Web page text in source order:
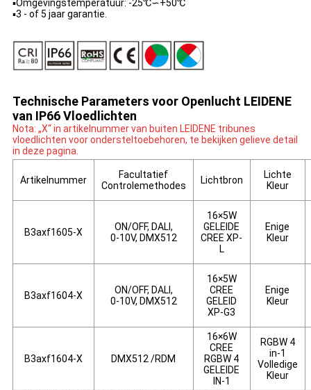
▪Omgevingstemperatuur: -25℃∽+50℃
▪3 - of 5 jaar garantie.
Technische Parameters voor Openlucht LEIDENE
van IP66 Vloedlichten
Nota: „X“ in artikelnummer van buiten LEIDENE tribunes
vloedlichten voor ondersteltoebehoren, te bekijken gelieve detail
in deze pagina.
Artikelnummer
Facultatief
Controlemethodes
Lichtbron
Lichte
Kleur
B3axf1605-X
ON/OFF, DALI,
0-10V, DMX512
16×5W
GELEIDE
CREE XP-
L
Enige
Kleur
B3axf1604-X
ON/OFF, DALI,
0-10V, DMX512
16×5W
CREE
GELEID
XP-G3
Enige
Kleur
B3axf1604-X DMX512 /RDM
16×6W
CREE
RGBW 4
GELEIDE
IN-1
RGBW 4
in-1
Volledige
Kleur